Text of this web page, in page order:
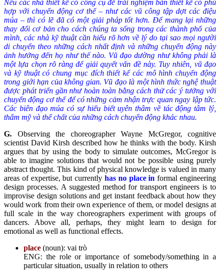
Nếu các nhà thiết kế có công cụ để trải nghiệm bản thiết kế có phù
hợp với chuyển động cơ thể – như các vũ công tập dợt các điệu
múa – thì có lẽ đã có một giải pháp tốt hơn. Để mang lại những
thay đổi cơ bản cho cách chúng ta sống trong các thành phố của
mình, các nhà kỹ thuật cần hiểu rõ hơn về lý do tại sao mọi người
di chuyển theo những cách nhất định và những chuyển động này
ảnh hưởng đến họ như thế nào. Vũ đạo dường như không phải là
một lựa chọn rõ ràng để giải quyết vấn đề này. Tuy nhiên, vũ đạo
và kỹ thuật có chung mục đích thiết kế các mô hình chuyển động
trong giới hạn của không gian. Vũ đạo là một hình thức nghệ thuật
được phát triển gần như hoàn toàn bằng cách thử các ý tưởng với
chuyển động cơ thể để có những cảm nhận trực quan ngay lập tức.
Các biên đạo múa có sự hiểu biết uyên thâm về tác động tâm lý,
thẩm mỹ và thể chất của những cách chuyển động khác nhau.
G. Observing the choreographer Wayne McGregor, cognitive
scientist David Kirsh described how he thinks with the body. Kirsh
argues that by using the body to simulate outcomes, McGregor is
able to imagine solutions that would not be possible using purely
abstract thought. This kind of physical knowledge is valued in many
areas of expertise, but currently has no place in formal engineering
design processes. A suggested method for transport engineers is to
improvise design solutions and get instant feedback about how they
would work from their own experience of them, or model designs at
full scale in the way choreographers experiment with groups of
dancers. Above all, perhaps, they might learn to design for
emotional as well as functional effects.
place (noun): vai trò
ENG: the role or importance of somebody/something in a
particular situation, usually in relation to others